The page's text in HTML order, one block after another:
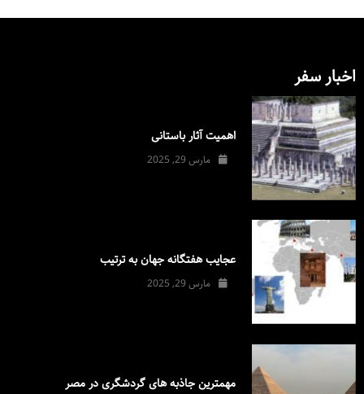
اخبار سفر
اهمیت آثار باستانی
مارس 29, 2025
عجایب هفتگانه جهان به ترتیب
مارس 29, 2025
مهمترین جاذبه های گردشگری در مصر